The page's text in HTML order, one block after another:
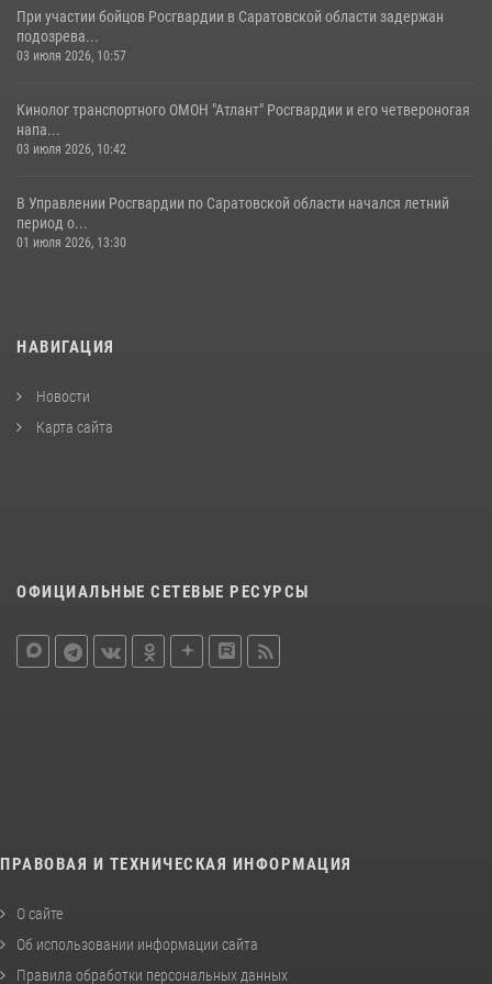
При участии бойцов Росгвардии в Саратовской области задержан
подозрева...
03 июля 2026, 10:57
Кинолог транспортного ОМОН "Атлант" Росгвардии и его четвероногая
напа...
03 июля 2026, 10:42
В Управлении Росгвардии по Саратовской области начался летний
период о...
01 июля 2026, 13:30
НАВИГАЦИЯ
Новости
Карта сайта
ОФИЦИАЛЬНЫЕ СЕТЕВЫЕ РЕСУРСЫ
ПРАВОВАЯ И ТЕХНИЧЕСКАЯ ИНФОРМАЦИЯ
О сайте
Об использовании информации сайта
Правила обработки персональных данных